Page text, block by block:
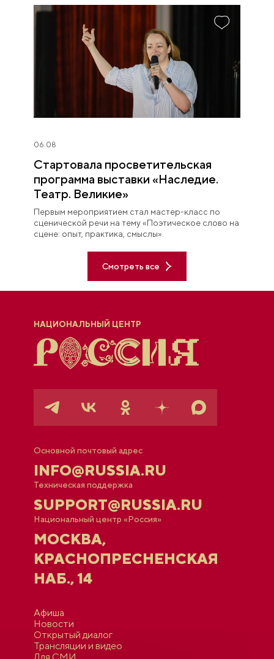
06.08
Стартовала просветительская
программа выставки «Наследие.
Театр. Великие»
Первым мероприятием стал мастер-класс по
сценической речи на тему «Поэтическое слово на
сцене: опыт, практика, смыслы».
Смотреть все
НАЦИОНАЛЬНЫЙ ЦЕНТР
Основной почтовый адрес
INFO@RUSSIA.RU
Техническая поддержка
SUPPORT@RUSSIA.RU
Национальный центр «Россия»
МОСКВА,
КРАСНОПРЕСНЕНСКАЯ
НАБ., 14
Афиша
Новости
Открытый диалог
Трансляции и видео
Для СМИ